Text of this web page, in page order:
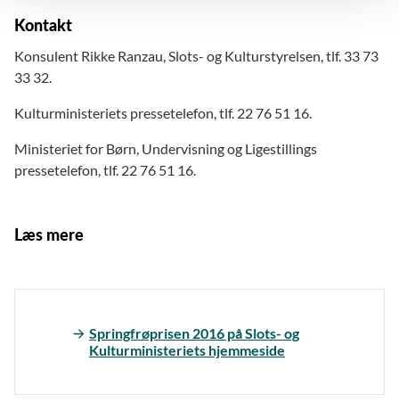
Kontakt
Konsulent Rikke Ranzau, Slots- og Kulturstyrelsen, tlf. 33 73
33 32.
Kulturministeriets pressetelefon, tlf. 22 76 51 16.
Ministeriet for Børn, Undervisning og Ligestillings
pressetelefon, tlf. 22 76 51 16.
Læs mere
Springfrøprisen 2016 på Slots- og
Kulturministeriets hjemmeside